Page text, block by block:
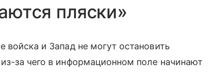
пляски»
и Запад не могут остановить
за чего в информационном поле начинают